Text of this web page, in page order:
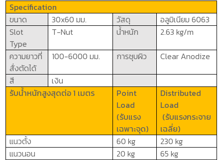
Specification
ขนาด
30x60มม. วัสดุ อลูมิเนียม6063
Slot
Type
T-Nut น้ำหนัก 2.63 kg/m
ความยาวที่
สั่งตัดได้
100-6000 มม. การชุบผิว Clear Anodize
สี
เงิน
รับน้ำหนักสูงสุดต่อ 1 เมตร
Point
Load
(รับแรง
เฉพาะจุด)
Distributed
Load
(รับแรงกระจาย
เฉลี่ย)
แนวตั้ง
60 kg 230 kg
แนวนอน
20 kg 65 kg